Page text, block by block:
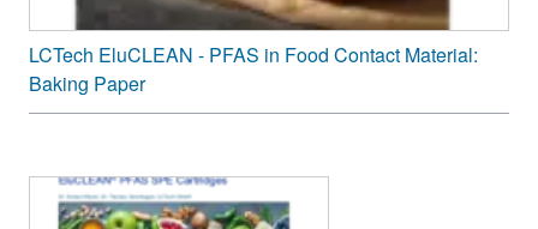
LCTech EluCLEAN - PFAS in Food Contact Material:
Baking Paper